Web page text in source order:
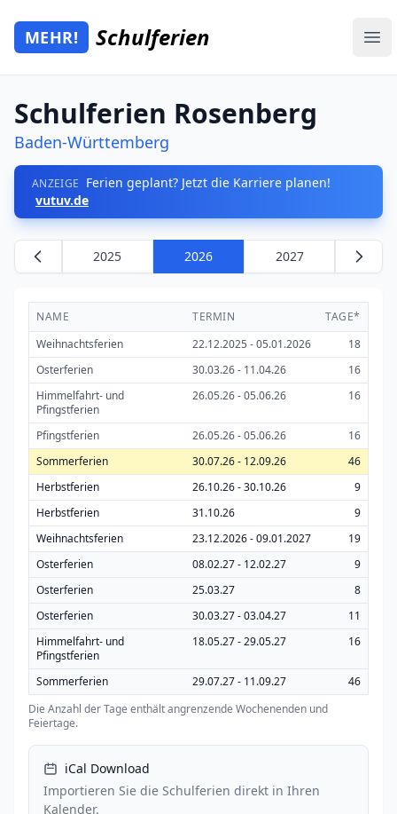
Zum Hauptinhalt springen
Mehr Schulferien
MEHR! Schulferien
Schulferien Rosenberg
Baden-Württemberg
ANZEIGE Ferien geplant? Jetzt die Karriere planen!
vutuv.de
2025 2026 2027
NAME TERMIN
TAGE*
Weihnachtsferien
22.12.2025 - 05.01.2026
18
Osterferien
30.03.26 - 11.04.26
16
Himmelfahrt- und
Pfingstferien
26.05.26 - 05.06.26 16
Pfingstferien 26.05.26 - 05.06.26
16
Sommerferien
30.07.26 - 12.09.26
46
Herbstferien
26.10.26 - 30.10.26
9
Herbstferien
31.10.26
9
Weihnachtsferien
23.12.2026 - 09.01.2027
19
Osterferien
08.02.27 - 12.02.27
9
Osterferien
25.03.27
8
Osterferien
30.03.27 - 03.04.27
11
Himmelfahrt- und
Pfingstferien
18.05.27 - 29.05.27 16
Sommerferien 29.07.27 - 11.09.27
46
Die Anzahl der Tage enthält angrenzende Wochenenden und
Feiertage.
iCal Download
Importieren Sie die Schulferien direkt in Ihren
Kalender.